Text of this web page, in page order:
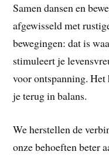
Samen dansen en
afgewisseld met
bewegingen: dat is
stimuleert je
voor ontspanning.
je terug in balans.
We herstellen de
onze behoeften beter